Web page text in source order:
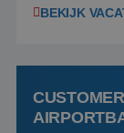
van de
op zoek
BEKIJK